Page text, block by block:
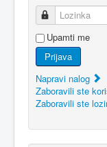
Lozinka
Upamti me
Prijava
Napravi nalog
Zaboravili ste
Zaboravili ste